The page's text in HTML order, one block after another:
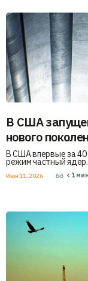
В США
нового
В США впервые за
режим частный
Июн 11, 2026 < 1